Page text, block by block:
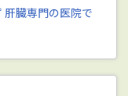
肝臓専門の医院で